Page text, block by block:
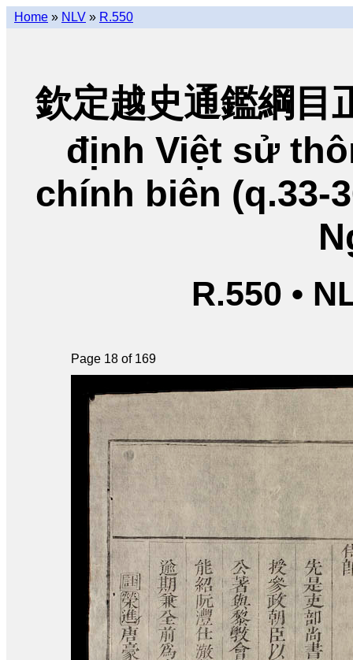
Home » NLV » R.550
欽定越史通鑑綱目
định Việt sử
chính biên (q.33-
R.550 •
Page 18 of 169